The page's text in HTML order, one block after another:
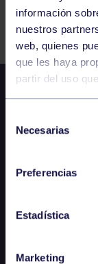
información
nuestros
web, quienes
que les haya
partir del uso
Necesarias
Preferencias
Estadística
Marketing